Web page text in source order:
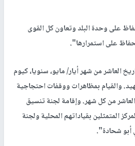
على وحدة البلد وتعاون كل القوى
على استمرارها".
العاشر من شهر أيار/ مايو، سنويا، كيوم
والقيام بمظاهرات ووقفات احتجاجية
من كل شهر. وإقامة لجنة تنسيق
المتمثلين بقياداتهم المحلية ولجنة
أبو شحادة".